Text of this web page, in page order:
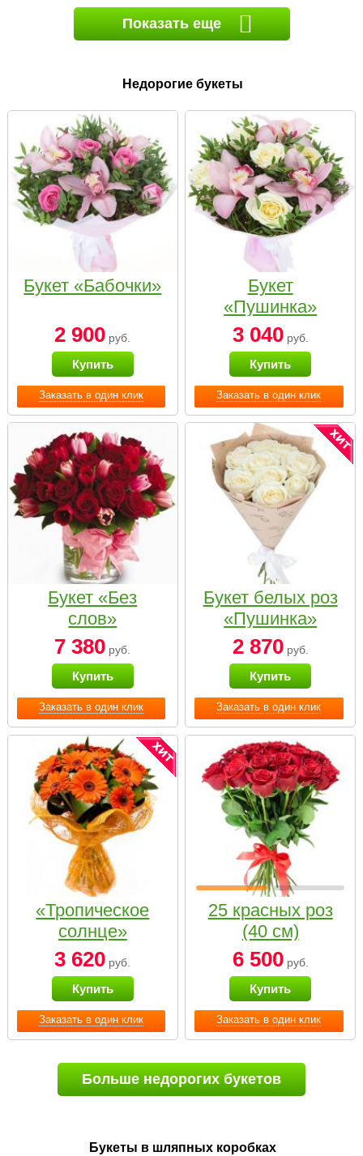
Показать еще
Недорогие букеты
Заказать в один клик
Букет «Бабочки»
2 900 руб.
Купить
Заказать в один клик
Букет
«Пушинка»
3 040руб.
Купить
Заказать в один клик
Букет «Без
слов»
7 380 руб.
Купить
Заказать в один клик
Букет белых роз
«Пушинка»
2 870руб.
Купить
Заказать в один клик
«Тропическое
солнце»
3 620 руб.
Купить
Заказать в один клик
25 красных роз
(40 см)
6 500руб.
Купить
Больше недорогих букетов
Букеты в шляпных коробках